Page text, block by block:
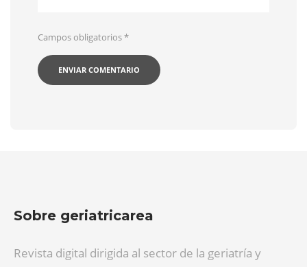
Campos obligatorios*
Sobre geriatricarea
Revista digital dirigida al sector de la geriatría y